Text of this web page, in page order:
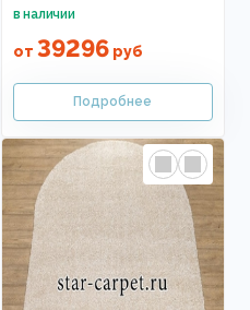
от 39296руб